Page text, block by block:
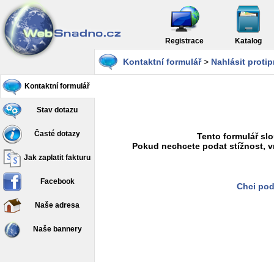
Registrace Katalog
Kontaktní formulář
Stav dotazu
Časté dotazy
Jak zaplatit fakturu
Facebook
Naše adresa
Naše bannery
Kontaktní formulář> Nahlásit
Tento formulář
Pokud nechcete podat stížnost,
Chci